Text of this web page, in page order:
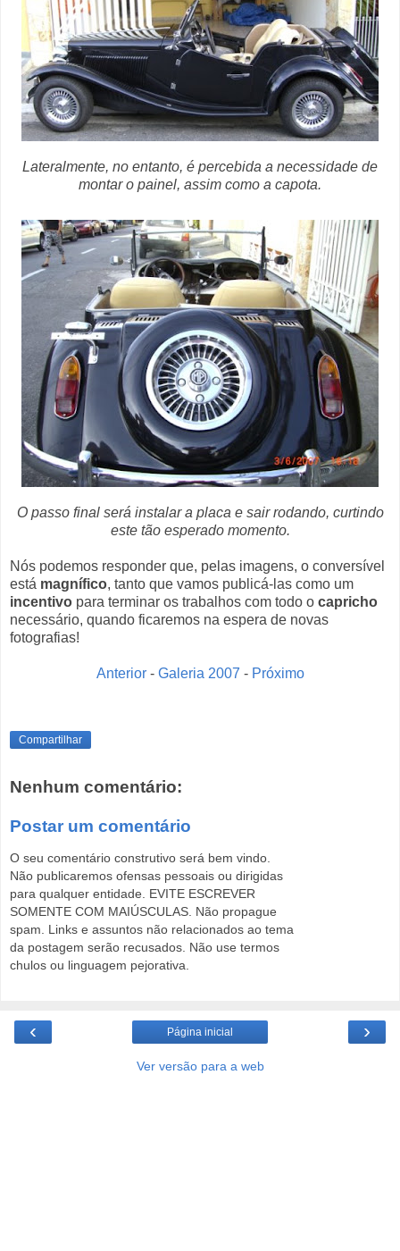
Lateralmente, no entanto, é percebida a necessidade de
montar o painel, assim como a capota.
O passo final será instalar a placa e sair rodando, curtindo
este tão esperado momento.
Nós podemos responder que, pelas imagens, o conversível
está magnífico, tanto que vamos publicá-las como um
incentivo para terminar os trabalhos com todo o capricho
necessário, quando ficaremos na espera de novas
fotografias!
Anterior- Galeria 2007 - Próximo
Compartilhar
Nenhum comentário:
Postar um comentário
O seu comentário construtivo será bem vindo.
Não publicaremos ofensas pessoais ou dirigidas
para qualquer entidade. EVITE ESCREVER
SOMENTE COM MAIÚSCULAS. Não propague
spam. Links e assuntos não relacionados ao tema
da postagem serão recusados. Não use termos
chulos ou linguagem pejorativa.
‹ ›
Página inicial
Ver versão para a web